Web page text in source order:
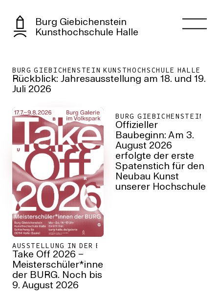
Burg Giebichenstein
Kunsthochschule Halle
BURG GIEBICHENSTEIN KUNSTHOCHSCHULE HALLE
Rückblick: Jahresausstellung am 18. und 19.
Juli 2026
AUSSTELLUNG IN DER BURG GALERIE
Take Off 2026 –
Meisterschüler*innen
der BURG. Noch bis
9. August 2026
BURG GIEBICHENSTEIN
Offizieller
Baubeginn: Am 3.
August 2026
erfolgte der erste
Spatenstich für den
Neubau Kunst
unserer Hochschule